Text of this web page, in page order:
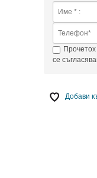
Прочетох
се
Добави